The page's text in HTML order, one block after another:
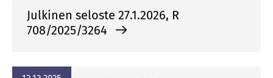
Julkinen seloste 27.1.2026, R
708/2025/3264